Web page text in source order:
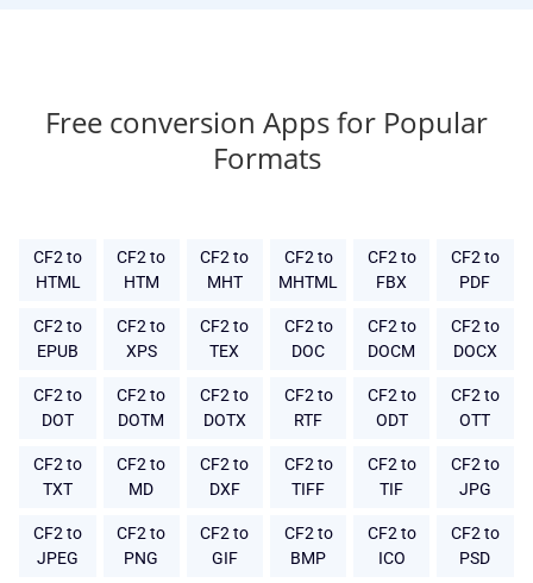
Free conversion Apps for Popular
Formats
CF2 to
HTML
CF2 to
HTM
CF2 to
MHT
CF2 to
MHTML
CF2 to
FBX
CF2 to
PDF
CF2 to
EPUB
CF2 to
XPS
CF2 to
TEX
CF2 to
DOC
CF2 to
DOCM
CF2 to
DOCX
CF2 to
DOT
CF2 to
DOTM
CF2 to
DOTX
CF2 to
RTF
CF2 to
ODT
CF2 to
OTT
CF2 to
TXT
CF2 to
MD
CF2 to
DXF
CF2 to
TIFF
CF2 to
TIF
CF2 to
JPG
CF2 to
JPEG
CF2 to
PNG
CF2 to
GIF
CF2 to
BMP
CF2 to
ICO
CF2 to
PSD